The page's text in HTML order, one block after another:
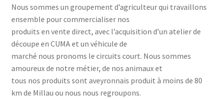
Nous sommes un groupement d’agriculteur qui travaillons
ensemble pour commercialiser nos
produits en vente direct, avec l’acquisition d’un atelier de
découpe en CUMA et un véhicule de
marché nous pronoms le circuits court. Nous sommes
amoureux de notre métier, de nos animaux et
tous nos produits sont aveyronnais produit à moins de 80
km de Millau ou nous nous regroupons.